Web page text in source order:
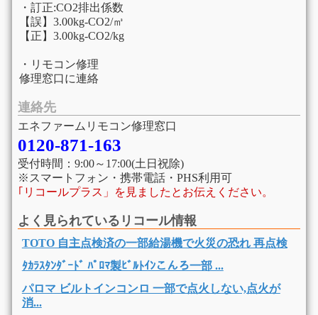
・訂正:CO2排出係数
【誤】3.00kg-CO2/㎥
【正】3.00kg-CO2/kg
・リモコン修理
修理窓口に連絡
連絡先
エネファームリモコン修理窓口
0120-871-163
受付時間：9:00～17:00(土日祝除)
※スマートフォン・携帯電話・PHS利用可
｢リコールプラス」を見ましたとお伝えください。
よく見られているリコール情報
TOTO 自主点検済の一部給湯機で火災の恐れ 再点検
ﾀｶﾗｽﾀﾝﾀﾞｰﾄﾞ ﾊﾟﾛﾏ製ﾋﾞﾙﾄｲﾝこんろ一部 ...
パロマ ビルトインコンロ 一部で点火しない,点火が
消...